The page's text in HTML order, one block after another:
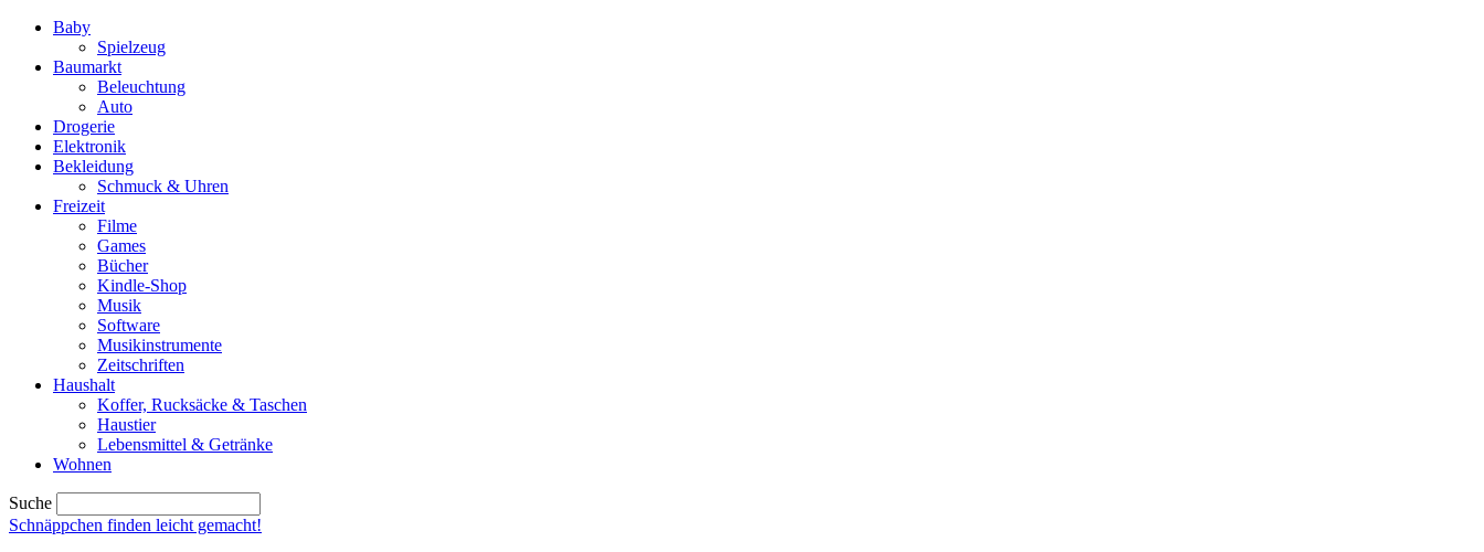
Baby
Spielzeug
Baumarkt
Beleuchtung
Auto
Drogerie
Elektronik
Bekleidung
Schmuck & Uhren
Freizeit
Filme
Games
Bücher
Kindle-Shop
Musik
Software
Musikinstrumente
Zeitschriften
Haushalt
Koffer, Rucksäcke & Taschen
Haustier
Lebensmittel & Getränke
Wohnen
Suche
Schnäppchen finden leicht gemacht!